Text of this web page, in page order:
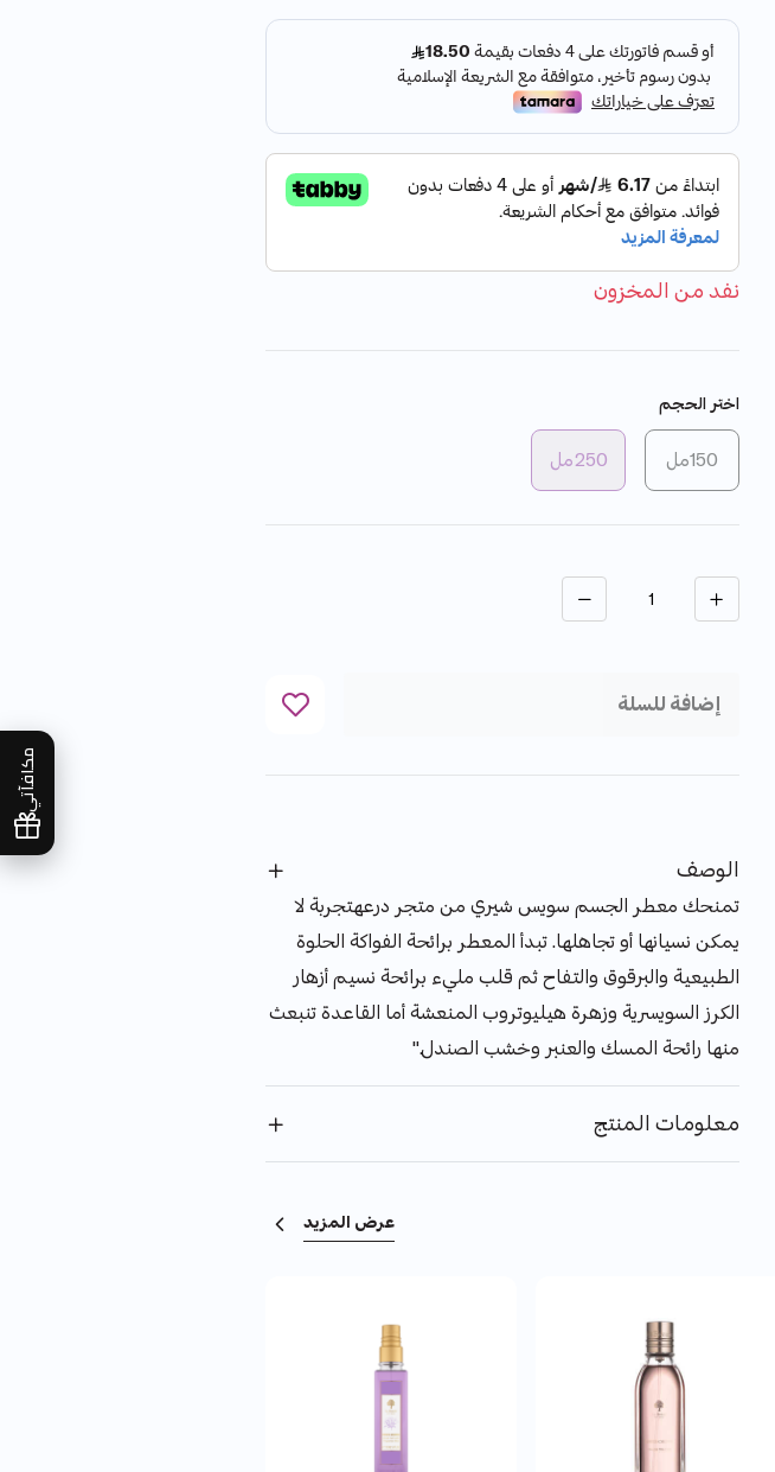
مكافآتي
نفد من المخزون
اختر الحجم
150مل 250مل
الكمية
إضافة للسلة
الوصف
تمنحك معطر الجسم سويس شيري من متجر درعهتجربة لا
يمكن نسيانها أو تجاهلها. تبدأ المعطر برائحة الفواكة الحلوة
الطبيعية والبرقوق والتفاح ثم قلب مليء برائحة نسيم أزهار
الكرز السويسرية وزهرة هيليوتروب المنعشة أما القاعدة تنبعث
منها رائحة المسك والعنبر وخشب الصندل."
معلومات المنتج
عرض المزيد